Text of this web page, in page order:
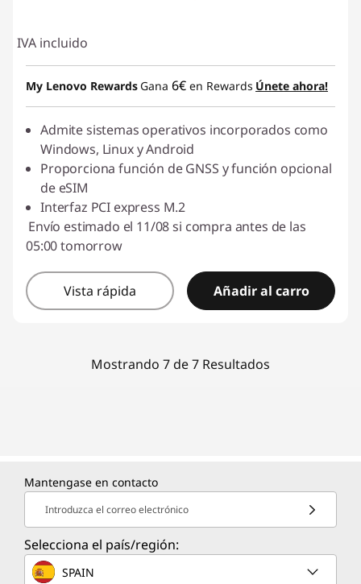
IVA incluido
My Lenovo Rewards Gana 6€ en Rewards Únete ahora!
Admite sistemas operativos incorporados como
Windows, Linux y Android
Proporciona función de GNSS y función opcional
de eSIM
Interfaz PCI express M.2
Envío estimado el 11/08 si compra antes de las
05:00 tomorrow
Vista rápida Añadir al carro
Mostrando 7 de 7 Resultados
Mantengase en contacto
Introduzca el correo electrónico
Selecciona el país/región:
SPAIN